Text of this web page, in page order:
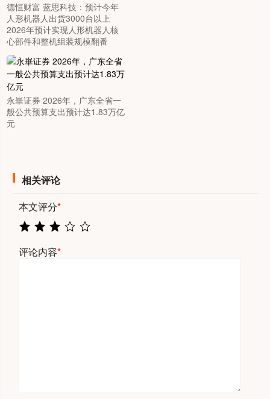
德恒财富 蓝思科技：预计今年
人形机器人出货3000台以上
2026年预计实现人形机器人核
心部件和整机组装规模翻番
永崋证券 2026年，广东全省一
般公共预算支出预计达1.83万亿
元
相关评论
本文评分*
评论内容*